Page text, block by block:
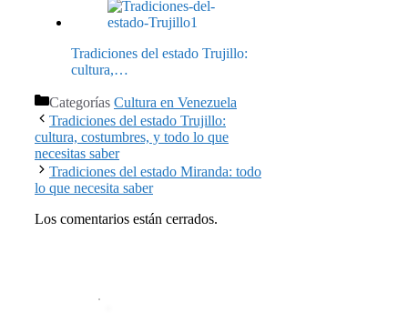
Tradiciones del estado Trujillo:
cultura,…
Categorías Cultura en Venezuela
Tradiciones del estado Trujillo:
cultura, costumbres, y todo lo que
necesitas saber
Tradiciones del estado Miranda: todo
lo que necesita saber
Los comentarios están cerrados.